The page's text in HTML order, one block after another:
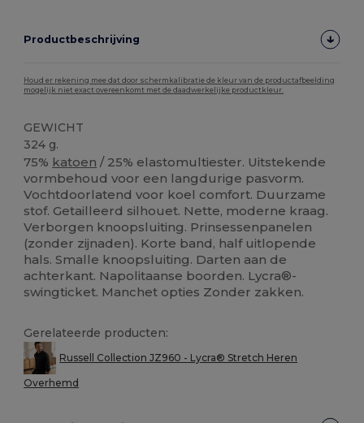
Productbeschrijving
Houd er rekening mee dat door schermkalibratie de kleur van de productafbeelding
mogelijk niet exact overeenkomt met de daadwerkelijke productkleur.
GEWICHT
324 g.
75% katoen / 25% elastomultiester. Uitstekende
vormbehoud voor een langdurige pasvorm.
Vochtdoorlatend voor koel comfort. Duurzame
stof. Getailleerd silhouet. Nette, moderne kraag.
Verborgen knoopsluiting. Prinsessenpanelen
(zonder zijnaden). Korte band, half uitlopende
hals. Smalle knoopsluiting. Darten aan de
achterkant. Napolitaanse boorden. Lycra®-
swingticket. Manchet opties Zonder zakken.
Gerelateerde producten:
Russell Collection JZ960 - Lycra® Stretch Heren
Overhemd